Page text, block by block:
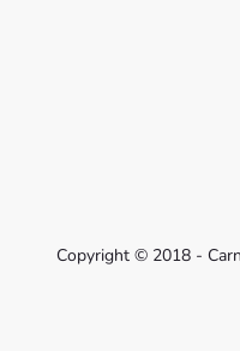
Copyright © 2018 -